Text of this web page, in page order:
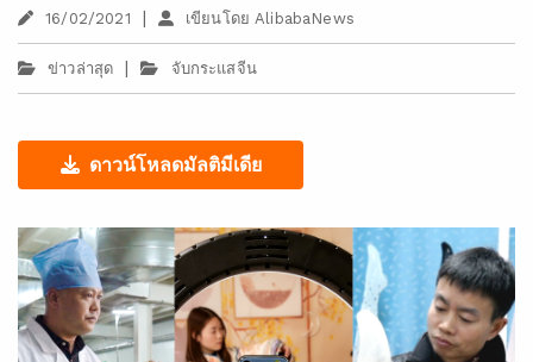
16/02/2021 | เขียนโดย AlibabaNews
ข่าวล่าสุด | จับกระแสจีน
ดาวน์โหลดมัลติมีเดีย